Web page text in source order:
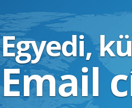
Egyedi,
Email